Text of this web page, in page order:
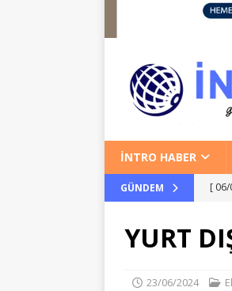
İNTRO HABER
GÜNDEM [
[ 06/
YURT
23/06/2024